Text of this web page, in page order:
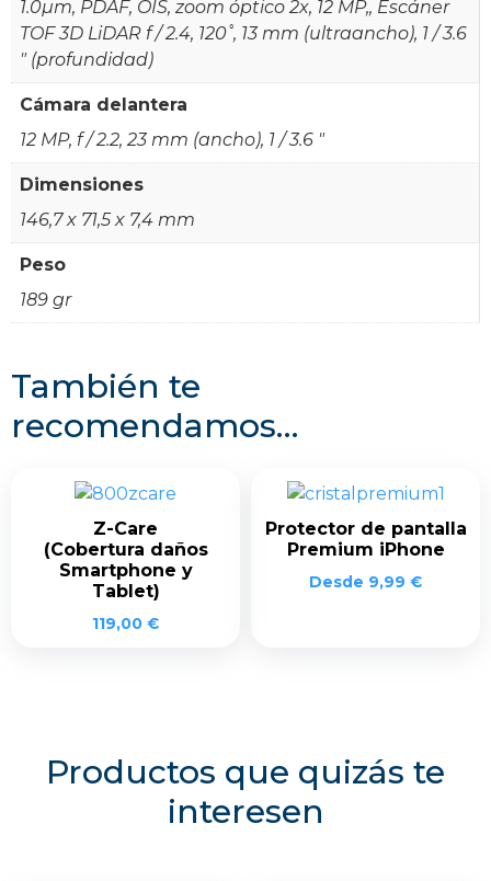
1.0µm, PDAF, OIS, zoom óptico 2x, 12 MP,, Escáner
TOF 3D LiDAR f / 2.4, 120˚, 13 mm (ultraancho), 1 / 3.6
" (profundidad)
Cámara delantera
12 MP, f / 2.2, 23 mm (ancho), 1 / 3.6 "
Dimensiones
146,7 x 71,5 x 7,4 mm
Peso
189 gr
También te
recomendamos…
Z-Care
(Cobertura daños
Smartphone y
Tablet)
119,00 €
Protector de pantalla
Premium iPhone
Desde 9,99 €
Productos que quizás te
interesen